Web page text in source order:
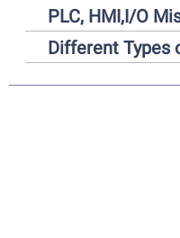
PLC, HMI,I/O
Different Types